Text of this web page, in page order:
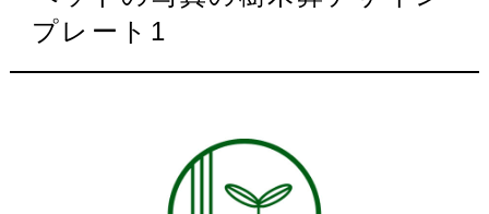
プレート1